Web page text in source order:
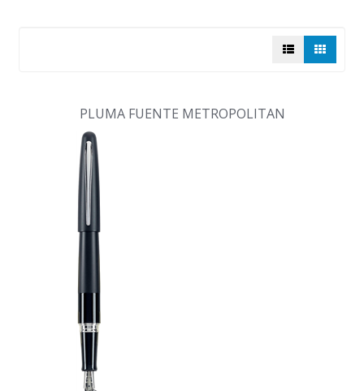
PLUMA FUENTE METROPOLITAN